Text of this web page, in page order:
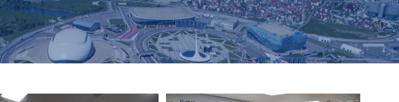
Россию»
Roscongress Club
Гостиная губернаторов